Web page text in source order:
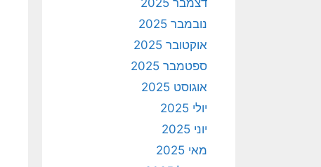
דצמבר 2025
נובמבר 2025
אוקטובר 2025
ספטמבר 2025
אוגוסט 2025
יולי 2025
יוני 2025
מאי 2025